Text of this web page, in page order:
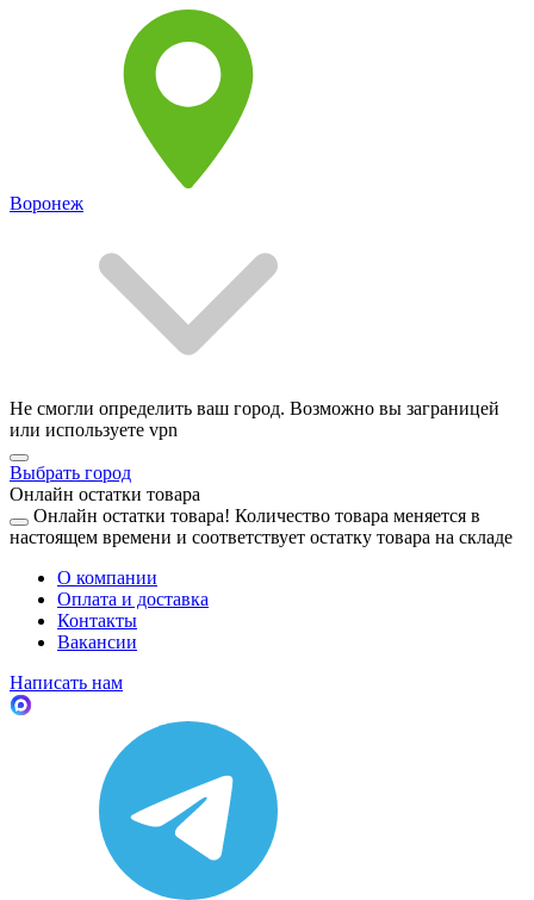
Воронеж
Не смогли определить ваш город. Возможно вы заграницей
или используете vpn
Выбрать город
Онлайн остатки товара
Онлайн остатки товара! Количество товара меняется в
настоящем времени и соответствует остатку товара на складе
О компании
Оплата и доставка
Контакты
Вакансии
Написать нам